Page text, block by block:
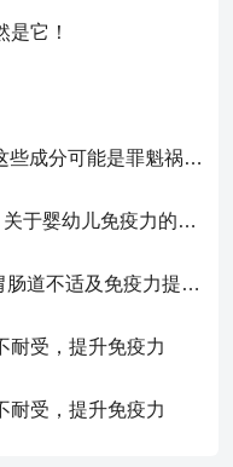
它！
宝宝胃肠道不适？奶粉中的这些成分可能是罪魁祸首！
宝宝总生病就是免疫力低下？关于婴幼儿免疫力的真相，家长必须了解！
宝宝喂养难题：奶粉喂养与胃肠道不适及免疫力提升的奥秘
耐受，提升免疫力
耐受，提升免疫力